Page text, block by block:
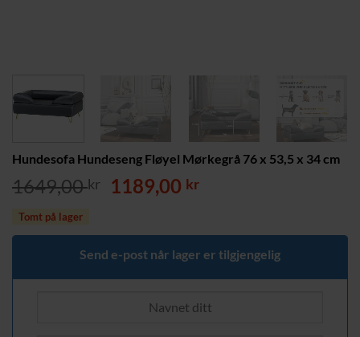
Hundesofa Hundeseng Fløyel Mørkegrå 76 x 53,5 x 34 cm
1649,00kr
Opprinnelig
1649,00 kr.
1189,00 krNåværende
1189,00 kr.
Tomt på lager
Send e-post når lager er tilgjengelig